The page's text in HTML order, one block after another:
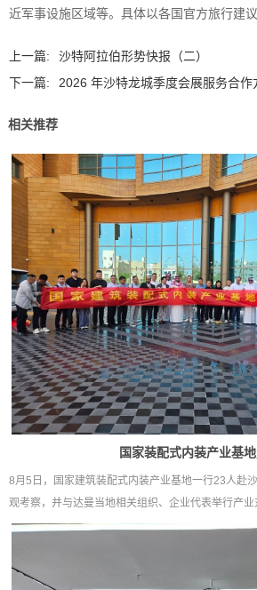
近军事设施区域等。具体以各国官方旅行建议
上一篇:
沙特阿拉伯形势快报（二）
下一篇:
2026 年沙特龙城季度会展服务合作
相关推荐
国家装配式内装产业基
8月5日，国家建筑装配式内装产业基地一行23人赴
观考察，并与达曼当地相关组织、企业代表举行产